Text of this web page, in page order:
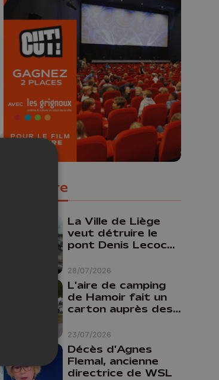
🎬 Concours CUT x
Les Grignoux ✨
Concours permanent - 2 places à
gagner chaque semaine !
Populaire
28/07/2026
La Ville de Liège
veut détruire le
pont Denis Lecocq
budget pour le
faire
23/07/2026
L'aire de camping
de Hamoir fait un
carton auprès des
Décès d'Agnes
Flemal, ancienne
directrice de WSL